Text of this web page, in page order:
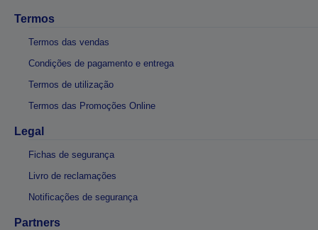
Termos
Termos das vendas
Condições de pagamento e entrega
Termos de utilização
Termos das Promoções Online
Legal
Fichas de segurança
Livro de reclamações
Notificações de segurança
Partners